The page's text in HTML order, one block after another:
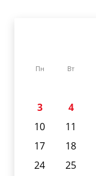
Пн Вт
3
4
10
11
17
18
24
25